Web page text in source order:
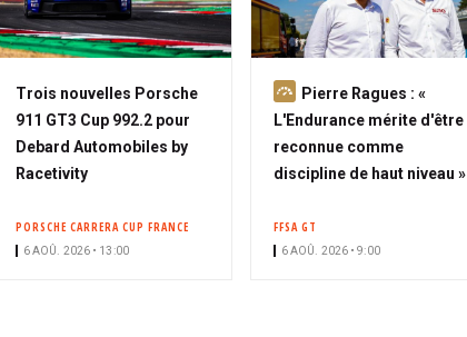
Trois nouvelles Porsche
911 GT3 Cup 992.2 pour
Debard Automobiles by
Racetivity
PORSCHE CARRERA CUP FRANCE
6 AOÛ. 2026 • 13:00
A
b
o
n
é
Pierre Ragues : «
L'Endurance mérite d'être
reconnue comme
discipline de haut niveau »
FFSA GT
6 AOÛ. 2026 • 9:00